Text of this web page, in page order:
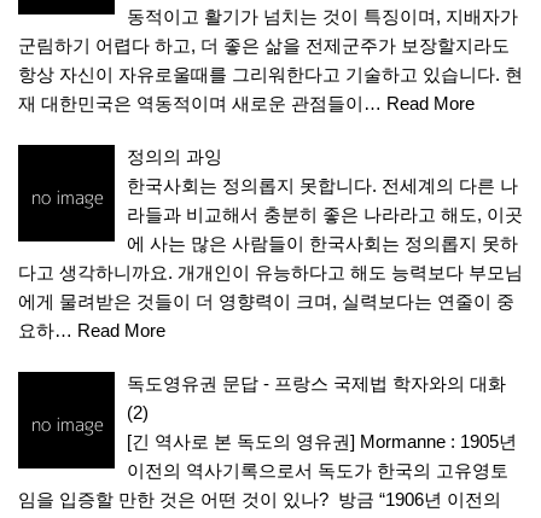
동적이고 활기가 넘치는 것이 특징이며, 지배자가
군림하기 어렵다 하고, 더 좋은 삶을 전제군주가 보장할지라도
항상 자신이 자유로울때를 그리워한다고 기술하고 있습니다. 현
재 대한민국은 역동적이며 새로운 관점들이… Read More
정의의 과잉
한국사회는 정의롭지 못합니다. 전세계의 다른 나
라들과 비교해서 충분히 좋은 나라라고 해도, 이곳
에 사는 많은 사람들이 한국사회는 정의롭지 못하
다고 생각하니까요. 개개인이 유능하다고 해도 능력보다 부모님
에게 물려받은 것들이 더 영향력이 크며, 실력보다는 연줄이 중
요하… Read More
독도영유권 문답 - 프랑스 국제법 학자와의 대화
(2)
[긴 역사로 본 독도의 영유권] Mormanne : 1905년
이전의 역사기록으로서 독도가 한국의 고유영토
임을 입증할 만한 것은 어떤 것이 있나? 방금 “1906년 이전의